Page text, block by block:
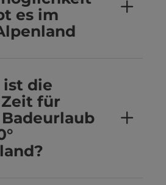
es im
ist die
für